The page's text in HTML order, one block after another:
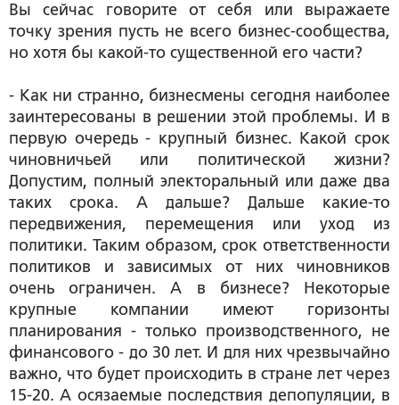
Вы сейчас говорите от себя или выражаете
точку зрения пусть не всего бизнес-сообщества,
но хотя бы какой-то существенной его части?
- Как ни странно, бизнесмены сегодня наиболее
заинтересованы в решении этой проблемы. И в
первую очередь - крупный бизнес. Какой срок
чиновничьей или политической жизни?
Допустим, полный электоральный или даже два
таких срока. А дальше? Дальше какие-то
передвижения, перемещения или уход из
политики. Таким образом, срок ответственности
политиков и зависимых от них чиновников
очень ограничен. А в бизнесе? Некоторые
крупные компании имеют горизонты
планирования - только производственного, не
финансового - до 30 лет. И для них чрезвычайно
важно, что будет происходить в стране лет через
15-20. А осязаемые последствия депопуляции, в